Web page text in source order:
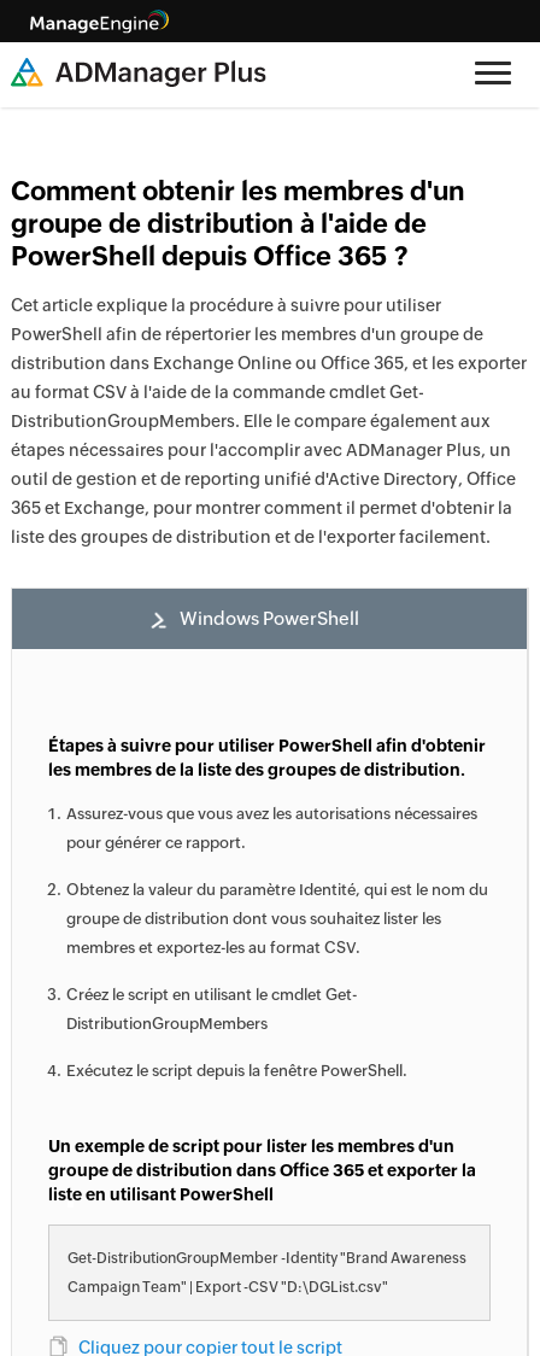
Comment obtenir les membres d'un
groupe de distribution à l'aide de
PowerShell depuis Office 365 ?
Cet article explique la procédure à suivre pour utiliser
PowerShell afin de répertorier les membres d'un groupe de
distribution dans Exchange Online ou Office 365, et les exporter
au format CSV à l'aide de la commande cmdlet Get-
DistributionGroupMembers. Elle le compare également aux
étapes nécessaires pour l'accomplir avec ADManager Plus, un
outil de gestion et de reporting unifié d'Active Directory, Office
365 et Exchange, pour montrer comment il permet d'obtenir la
liste des groupes de distribution et de l'exporter facilement.
Windows PowerShell
Étapes à suivre pour utiliser PowerShell afin d'obtenir
les membres de la liste des groupes de distribution.
Assurez-vous que vous avez les autorisations nécessaires
pour générer ce rapport.
Obtenez la valeur du paramètre Identité, qui est le nom du
groupe de distribution dont vous souhaitez lister les
membres et exportez-les au format CSV.
Créez le script en utilisant le cmdlet Get-
DistributionGroupMembers
Exécutez le script depuis la fenêtre PowerShell.
Un exemple de script pour lister les membres d'un
groupe de distribution dans Office 365 et exporter la
liste en utilisant PowerShell
Get-DistributionGroupMember -Identity "Brand Awareness
Campaign Team" | Export -CSV "D:\DGList.csv"
Cliquez pour copier tout le script